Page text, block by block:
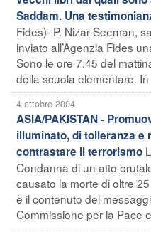
Saddam. Una
Fides)- P. Nizar Seeman,
inviato all’Agenzia Fides
Sono le ore 7.45 del
della scuola elementare. In
4 ottobre 2004
ASIA/PAKISTAN -
illuminato, di tolleranza e
contrastare il terrorismo
Condanna di un atto
causato la morte di oltre
è il contenuto del
Commissione per la Pace